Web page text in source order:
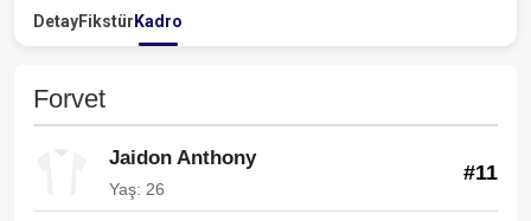
DetayFikstür Kadro
Forvet
Jaidon Anthony
Yaş: 26
#11